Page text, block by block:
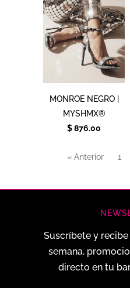
MONROE NEGRO |
MYSHMX®
$ 876.00
« Anterior 1
Suscríbete y
semana,
directo en tu